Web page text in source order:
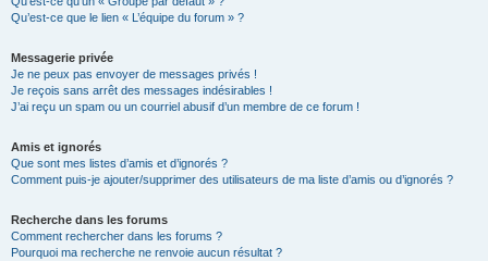
Qu’est-ce que le lien « L’équipe du forum » ?
Messagerie privée
Je ne peux pas envoyer de messages privés !
Je reçois sans arrêt des messages indésirables !
J’ai reçu un spam ou un courriel abusif d’un membre de ce forum !
Amis et ignorés
Que sont mes listes d’amis et d’ignorés ?
Comment puis-je ajouter/supprimer des utilisateurs de ma liste d’amis ou d’ignorés ?
Recherche dans les forums
Comment rechercher dans les forums ?
Pourquoi ma recherche ne renvoie aucun résultat ?